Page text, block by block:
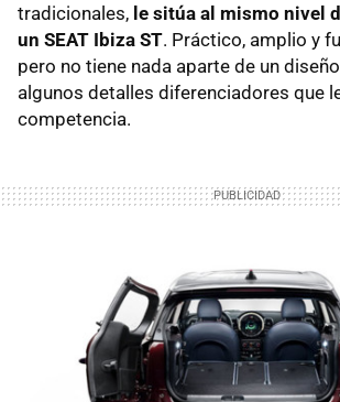
tradicionales, le sitúa al mismo nivel
un SEAT Ibiza ST. Práctico, amplio y
pero no tiene nada aparte de un
algunos detalles diferenciadores que
competencia.